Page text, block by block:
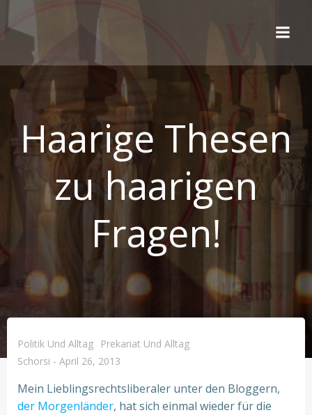
Haarige Thesen
zu haarigen
Fragen!
Politik Und Alltag
Prekariat Und Alltag
Schorsi - April 26, 2013
Mein Lieblingsrechtsliberaler unter den Bloggern,
der Morgenländer, hat sich einmal wieder für die